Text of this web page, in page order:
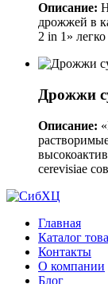
Описание:
дрожжей в
2 in 1»
Дрожжи
Описание:
cerevisiae
Главная
Каталог
Контакты
О компании
Блог